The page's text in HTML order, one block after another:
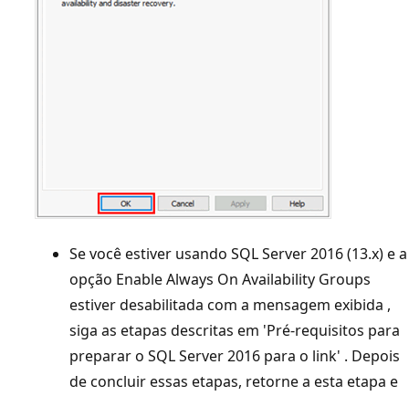
Se você estiver usando SQL Server 2016 (13.x) e a
opção Enable Always On Availability Groups
estiver desabilitada com a mensagem exibida ,
siga as etapas descritas em 'Pré-requisitos para
preparar o SQL Server 2016 para o link' . Depois
de concluir essas etapas, retorne a esta etapa e